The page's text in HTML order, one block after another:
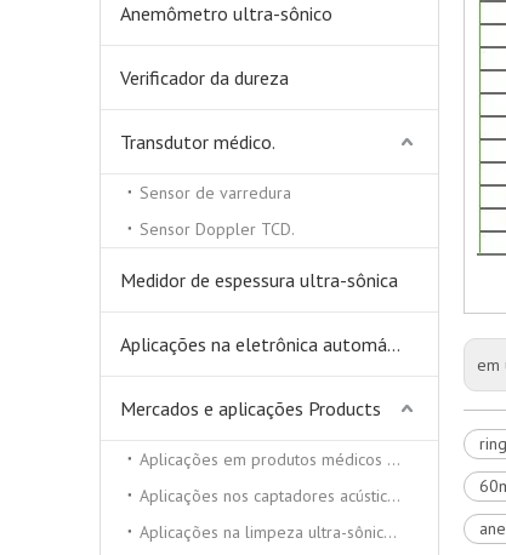
Anemômetro ultra-sônico
Verificador da dureza
Transdutor médico.
Sensor de varredura
Sensor Doppler TCD.
Medidor de espessura ultra-sônica
Aplicações na eletrônica automática
Mercados e aplicações Products
Aplicações em produtos médicos e de beleza
Aplicações nos captadores acústicos
Aplicações na limpeza ultra-sônica e soldador ultra-sônico
em